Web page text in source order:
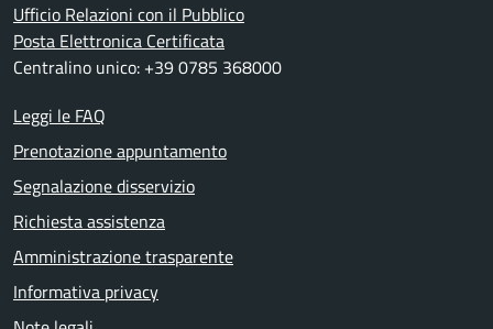
Ufficio Relazioni con il Pubblico
Posta Elettronica Certificata
Centralino unico: +39 0785 368000
Leggi le FAQ
Prenotazione appuntamento
Segnalazione disservizio
Richiesta assistenza
Amministrazione trasparente
Informativa privacy